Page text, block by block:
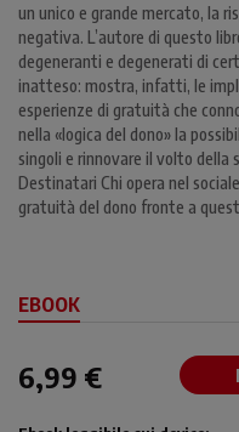
un unico e grande mercato, la
negativa. L’autore di questo
degeneranti e degenerati di
inatteso: mostra, infatti, le
esperienze di gratuità che
nella «logica del dono» la
singoli e rinnovare il volto della
Destinatari Chi opera nel
gratuità del dono fronte a
EBOOK
6,99 €